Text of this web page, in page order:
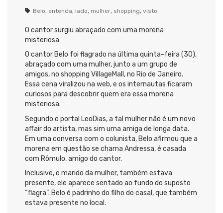
Belo, entenda, lado, mulher, shopping, visto
O cantor surgiu abraçado com uma morena
misteriosa
O cantor Belo foi flagrado na última quinta-feira (30),
abraçado com uma mulher, junto a um grupo de
amigos, no shopping VillageMall, no Rio de Janeiro.
Essa cena viralizou na web, e os internautas ficaram
curiosos para descobrir quem era essa morena
misteriosa.
Segundo o portal LeoDias, a tal mulher não é um novo
affair do artista, mas sim uma amiga de longa data.
Em uma conversa com o colunista, Belo afirmou que a
morena em questão se chama Andressa, é casada
com Rômulo, amigo do cantor.
Inclusive, o marido da mulher, também estava
presente, ele aparece sentado ao fundo do suposto
“flagra”. Belo é padrinho do filho do casal, que também
estava presente no local.